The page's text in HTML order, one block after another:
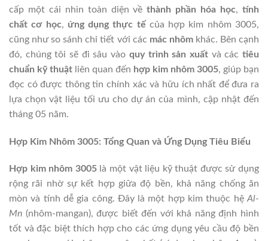
cấp một cái nhìn toàn diện vềthành phần hóa học,tính
chất cơ học, ứng dụng thực tế của hợp kim nhôm 3005,
cũng như so sánh chi tiết với các mác nhômkhác. Bên cạnh
đó, chúng tôi sẽ đi sâu vào quy trình sản xuấtvà cáctiêu
chuẩn kỹ thuật liên quan đến hợp kim nhôm 3005, giúp bạn
đọc có được thông tin chính xác và hữu ích nhất để đưa ra
lựa chọn vật liệu tối ưu cho dự án của mình, cập nhật đến
tháng 05 năm.
Hợp Kim Nhôm 3005: Tổng Quan và Ứng Dụng Tiêu Biểu
Hợp kim nhôm 3005là một vật liệu kỹ thuật được sử dụng
rộng rãi nhờ sự kết hợp giữa độ bền, khả năng chống ăn
mòn và tính dễ gia công. Đây là một hợp kim thuộc hệAl-
Mn (nhôm-mangan), được biết đến với khả năng định hình
tốt và đặc biệt thích hợp cho các ứng dụng yêu cầu độ bền